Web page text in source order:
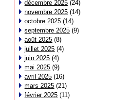
décembre 2025 (24)
novembre 2025 (14)
octobre 2025 (14)
septembre 2025 (9)
août 2025 (8)
juillet 2025 (4)
juin 2025 (4)
mai 2025 (9)
avril 2025 (16)
mars 2025 (21)
février 2025 (11)